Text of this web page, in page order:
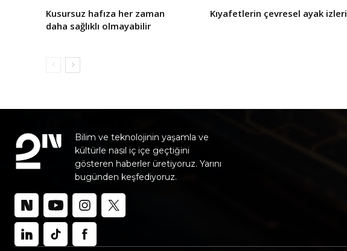
Kusursuz hafıza her zaman
daha sağlıklı olmayabilir
Kıyafetlerin çevresel ayak izleri
Bilim ve teknolojinin yaşamla ve
kültürle nasıl iç içe geçtiğini
gösteren haberler üretiyoruz. Yarını
bugünden keşfediyoruz.